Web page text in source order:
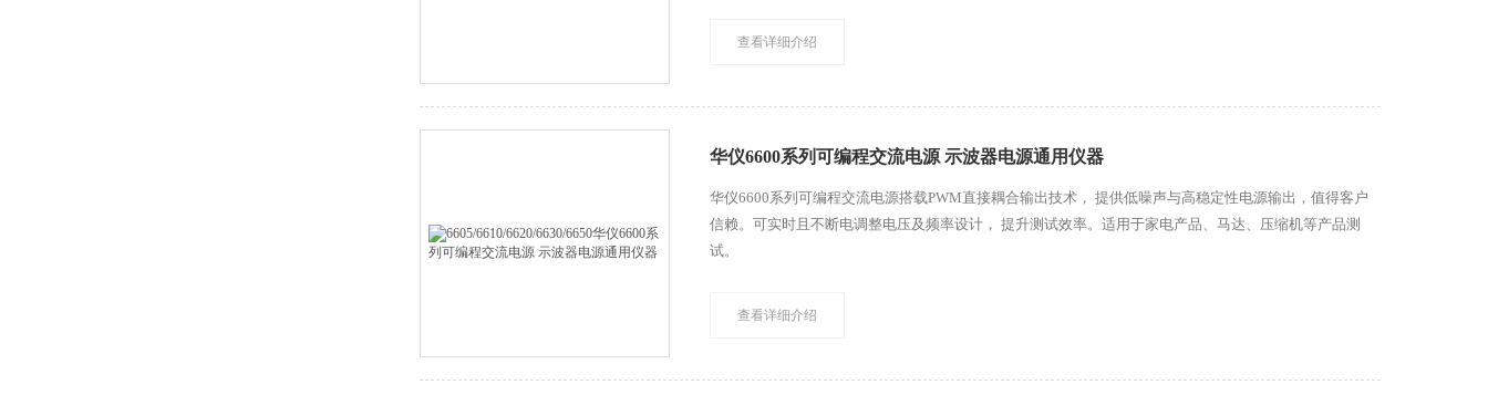
查看详细介绍
华仪6600系列可编程交流电源 示波器电源通用仪器
华仪6600系列可编程交流电源搭载PWM直接耦合输出技术， 提供低噪声与高稳定性电源输出，值得客户
信赖。可实时且不断电调整电压及频率设计， 提升测试效率。适用于家电产品、马达、压缩机等产品测
试。
查看详细介绍